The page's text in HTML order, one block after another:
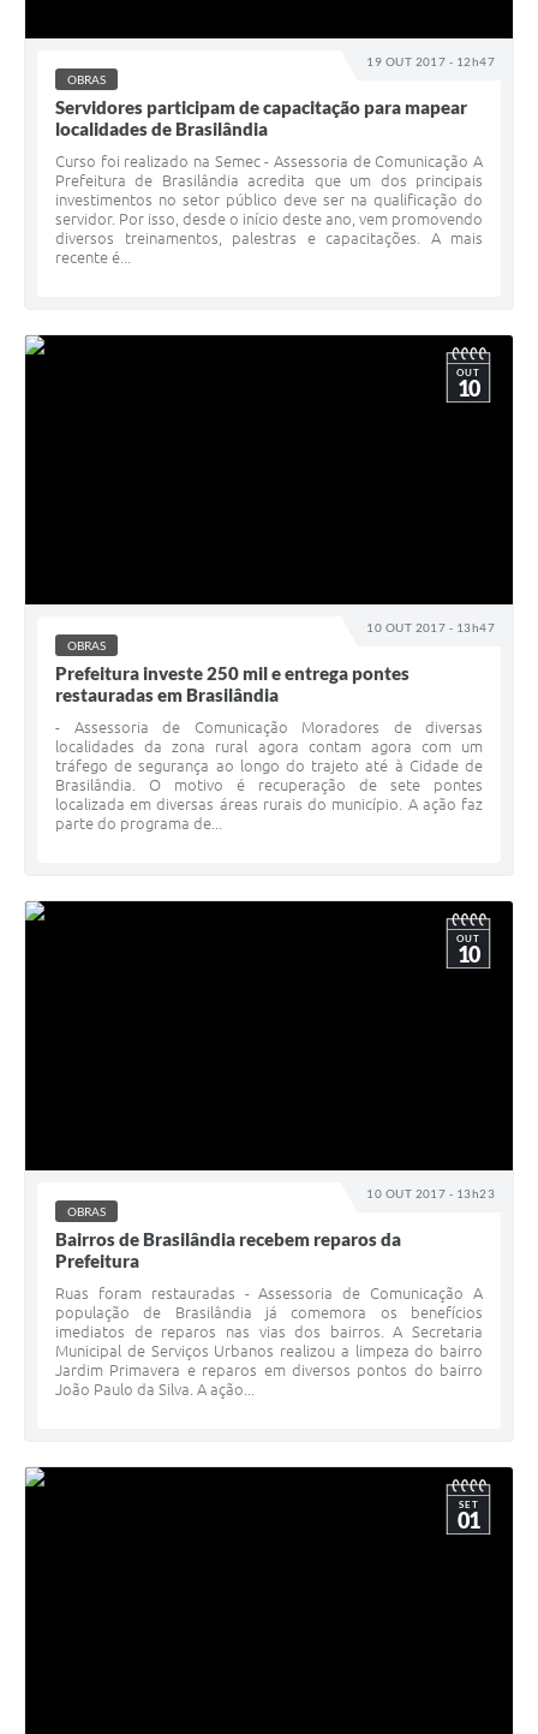
19 OUT 2017 - 12h47
OBRAS
Servidores participam de capacitação para mapear
localidades de Brasilândia
Curso foi realizado na Semec - Assessoria de Comunicação A
Prefeitura de Brasilândia acredita que um dos principais
investimentos no setor público deve ser na qualificação do
servidor. Por isso, desde o início deste ano, vem promovendo
diversos treinamentos, palestras e capacitações. A mais
recente é...
10 OUT 2017 - 13h47
OUT
10
OBRAS
Prefeitura investe 250 mil e entrega pontes
restauradas em Brasilândia
- Assessoria de Comunicação Moradores de diversas
localidades da zona rural agora contam agora com um
tráfego de segurança ao longo do trajeto até à Cidade de
Brasilândia. O motivo é recuperação de sete pontes
localizada em diversas áreas rurais do município. A ação faz
parte do programa de...
10 OUT 2017 - 13h23
OUT
10
OBRAS
Bairros de Brasilândia recebem reparos da
Prefeitura
Ruas foram restauradas - Assessoria de Comunicação A
população de Brasilândia já comemora os benefícios
imediatos de reparos nas vias dos bairros. A Secretaria
Municipal de Serviços Urbanos realizou a limpeza do bairro
Jardim Primavera e reparos em diversos pontos do bairro
João Paulo da Silva. A ação...
SET
01